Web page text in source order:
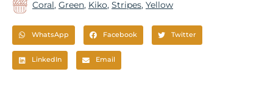
Coral, Green, Kiko, Stripes, Yellow
WhatsApp Facebook Twitter
LinkedIn Email